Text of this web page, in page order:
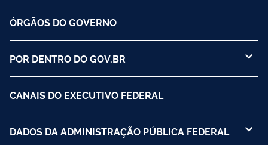
ÓRGÃOS DO GOVERNO
POR DENTRO DO GOV.BR
CANAIS DO EXECUTIVO FEDERAL
DADOS DA ADMINISTRAÇÃO PÚBLICA FEDERAL